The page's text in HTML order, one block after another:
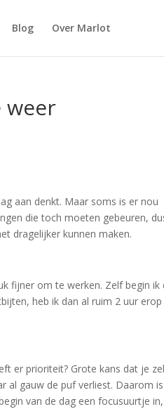
Blog Over Marlot
weer
aan denkt. Maar soms is er nou
die toch moeten gebeuren,
dragelijker kunnen maken.
fijner om te werken. Zelf begin ik
heb ik dan al ruim 2 uur erop
er prioriteit? Grote kans dat je
al gauw de puf verliest. Daarom
van de dag een focusuurtje in,